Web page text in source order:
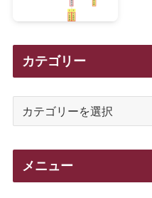
カテゴリー
メニュー